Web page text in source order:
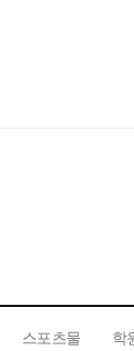
스포츠물 학